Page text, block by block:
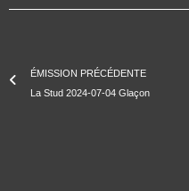
ÉMISSION PRÉCÉDENTE
La Stud 2024-07-04 Glaçon